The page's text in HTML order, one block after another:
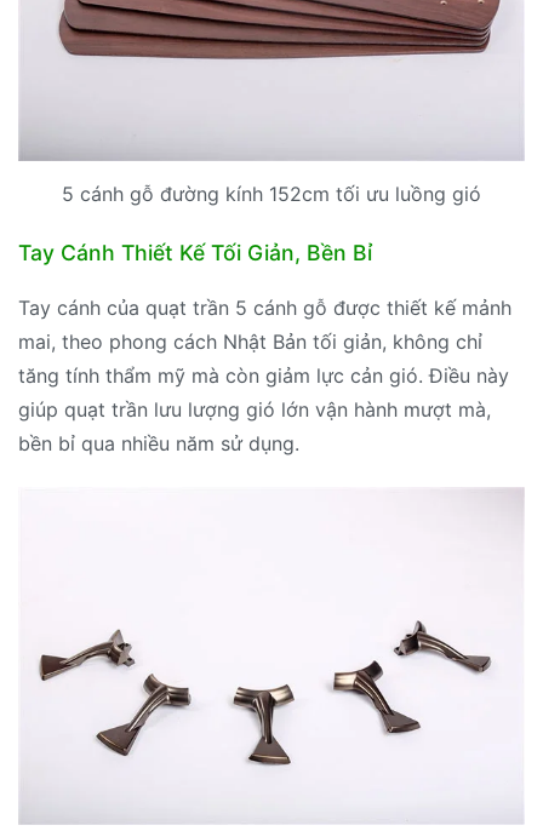
5 cánh gỗ đường kính 152cm tối ưu luồng gió
Tay Cánh Thiết Kế Tối Giản, Bền Bỉ
Tay cánh của quạt trần 5 cánh gỗ được thiết kế mảnh
mai, theo phong cách Nhật Bản tối giản, không chỉ
tăng tính thẩm mỹ mà còn giảm lực cản gió. Điều này
giúp quạt trần lưu lượng gió lớn vận hành mượt mà,
bền bỉ qua nhiều năm sử dụng.